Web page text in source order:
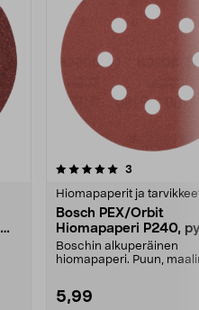
3
Hiomapaperit ja
Bosch PEX/Orbit
Hiomapaperi P240,
125 mm, 5 kpl
Boschin alkuperäinen
hiomapaperi. Puun,
5,99
0.0viidestä